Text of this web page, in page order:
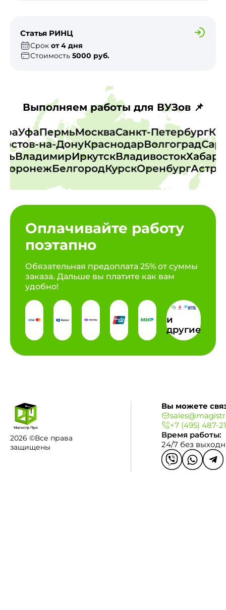
Статья РИНЦ
Срок от 4 дня
Стоимость 5000 руб.
Выполняем работы для ВУЗов 📌
УфаПермьМоскваСанкт-Петербург
на-ДонуКраснодарВолгоград
ВладимирИркутскВладивосток
БелгородКурскОренбург
Оплачивайте работу
поэтапно
Обязательная предоплата 25% от суммы
заказа. Дальше вы платите как вам
удобно!
и
другие
2026 ©Все права
защищены
Вы можете
+7 (495) 487-
Время работы:
24/7 без